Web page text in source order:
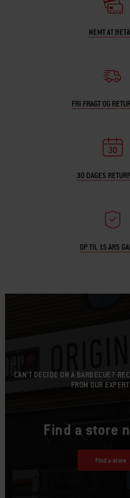
NEMT AT
FRI FRAGT OG
30 DAGES
OP TIL 15 ÅRS
CAN’T DECIDE ON A BARBECUE?
FROM OUR
Find a store
Find a store